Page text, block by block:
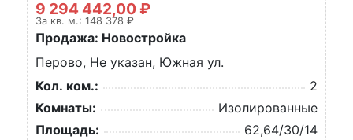
9 294 442,00 ₽
За кв. м.: 148 378 ₽
Продажа: Новостройка
Перово, Не указан, Южная ул.
Кол. ком.:
2
Комнаты:
Изолированные
Площадь:
62,64/30/14